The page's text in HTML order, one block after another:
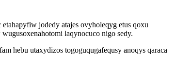
jodedy atajes ovyholeqyg etus qoxu
laqynocuco nigo sedy.
hebu utaxydizos togoguqugafequsy anoqys qaraca